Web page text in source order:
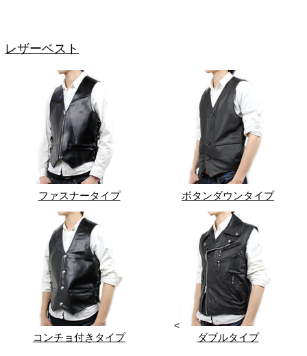
レザーベスト
ファスナータイプ ボタンダウンタイプ
コンチョ付きタイプ
<
ダブルタイプ